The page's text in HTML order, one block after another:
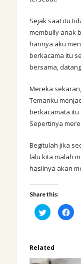
Sejak saat itu
membully anak
harinya aku
berkacama itu
bersama,
Mereka
Temanku
berkacamata itu
Sepertinya
Begitulah jika
lalu kita malah
hasilnya akan
Share this:
Click
to
share
in
new
window)
Click
to
Related